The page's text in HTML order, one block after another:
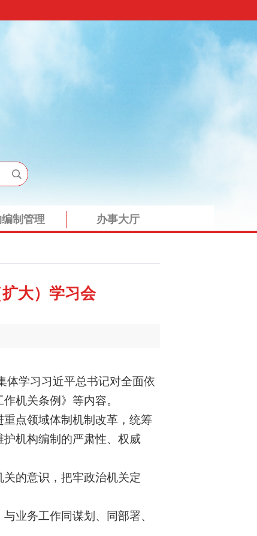
制管理 办事大厅
大）学习会
体学习习近平总书记对全面依
机关条例》等内容。
点领域体制机制改革，统筹
机构编制的严肃性、权威
的意识，把牢政治机关定
业务工作同谋划、同部署、